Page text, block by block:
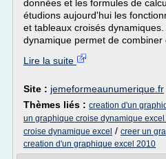
données et les formules de
étudions aujourd'hui les
et tableaux croisés
dynamique permet de combiner
Lire la suite
Site : jemeformeaunumerique.fr
Thèmes liés : creation d'un
un graphique croise dynamique
croise dynamique excel / creer un
creation d'un graphique excel 2010